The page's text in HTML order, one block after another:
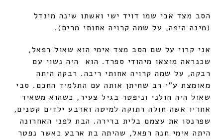
הסב מצד אבי שמו דויד ישי ואשתו שינה מינדל
(מינה היפה, על שמה קרויה אחותי מרים).
אני קרוי על שם הסב מצד אימי הוא שאול רפאל,
שכנראה מוצאו מיהודי ספרד. הוא היה נשוי עם
רבקה, על שמה קרויה אחותי ריבה. רבקה היתה
מאומצת ע"י רב שחיתן אותה עם התלמיד החכם. סבי
שאול היה חולני וניפטר בגיל צעיר, כשהוא משאיר
אחריו אשה חולה רתוקה למיטה וארבע ילדים קטנים,
שפרנסו את עצמם בלית ברירה. הבת לפני האחרונה
היתה אימי חנה רפאל, שהיתה בת ארבע כאשר נפטר